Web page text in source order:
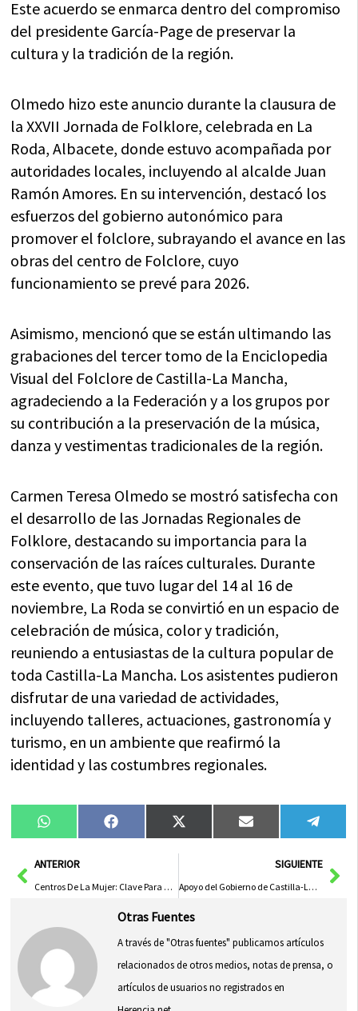
Este acuerdo se enmarca dentro del compromiso
del presidente García-Page de preservar la
cultura y la tradición de la región.
Olmedo hizo este anuncio durante la clausura de
la XXVII Jornada de Folklore, celebrada en La
Roda, Albacete, donde estuvo acompañada por
autoridades locales, incluyendo al alcalde Juan
Ramón Amores. En su intervención, destacó los
esfuerzos del gobierno autonómico para
promover el folclore, subrayando el avance en las
obras del centro de Folclore, cuyo
funcionamiento se prevé para 2026.
Asimismo, mencionó que se están ultimando las
grabaciones del tercer tomo de la Enciclopedia
Visual del Folclore de Castilla-La Mancha,
agradeciendo a la Federación y a los grupos por
su contribución a la preservación de la música,
danza y vestimentas tradicionales de la región.
Carmen Teresa Olmedo se mostró satisfecha con
el desarrollo de las Jornadas Regionales de
Folklore, destacando su importancia para la
conservación de las raíces culturales. Durante
este evento, que tuvo lugar del 14 al 16 de
noviembre, La Roda se convirtió en un espacio de
celebración de música, color y tradición,
reuniendo a entusiastas de la cultura popular de
toda Castilla-La Mancha. Los asistentes pudieron
disfrutar de una variedad de actividades,
incluyendo talleres, actuaciones, gastronomía y
turismo, en un ambiente que reafirmó la
identidad y las costumbres regionales.
Compartir
en
WhatsAppCompartir
en
FacebookCompartir
en
X
(Twitter)
Compartir
en
Email
en
AntANTERIOR
Centros De La Mujer: Clave Para Derechos Femeninos En Castilla-La Mancha, Según Nuria Cogolludo
SIGUIENTE
Apoyo del Gobierno de Castilla-La Mancha a la AECC de Valdepeñas en la Lucha Contra el Cáncer
Otras Fuentes
A través de "Otras fuentes" publicamos artículos
relacionados de otros medios, notas de prensa, o
artículos de usuarios no registrados en